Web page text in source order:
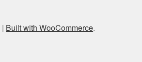
Built with WooCommerce.